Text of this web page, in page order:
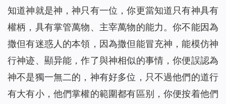
知道神就是神，神只有一位，你更當知道只有神具有
權柄，具有掌管萬物、主宰萬物的能力。你不能因為
撒但有迷惑人的本領，因為撒但能冒充神，能模仿神
行神迹、顯异能，作了與神相似的事情，你便誤認為
神不是獨一無二的，神有好多位，只不過他們的道行
有大有小，他們掌權的範圍都有區别，你便按着他們